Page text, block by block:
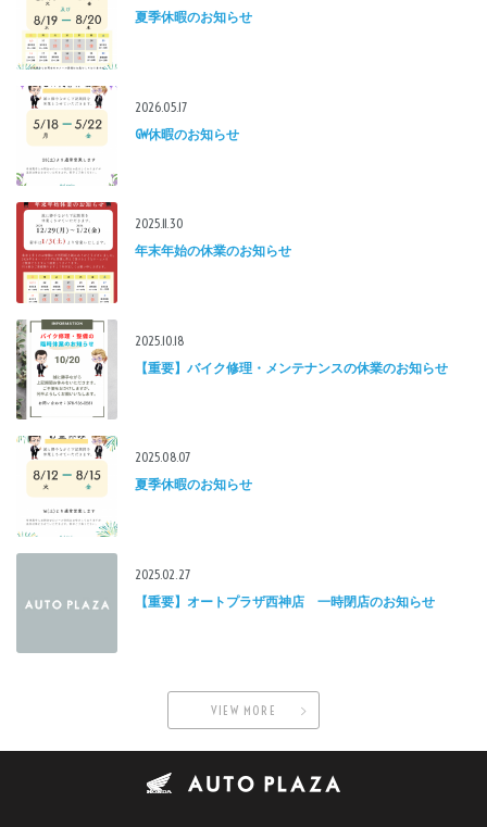
夏季休暇のお知らせ
2026.05.17
GW休暇のお知らせ
2025.11.30
年末年始の休業のお知らせ
2025.10.18
【重要】バイク修理・メンテナンスの休業のお知らせ
2025.08.07
夏季休暇のお知らせ
2025.02.27
【重要】オートプラザ西神店 一時閉店のお知らせ
VIEW MORE